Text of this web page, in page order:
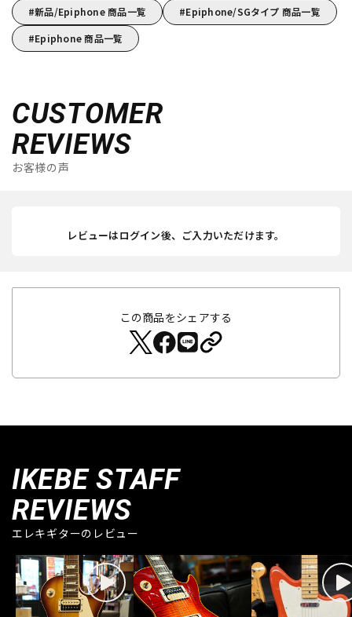
新品/Epiphone 商品一覧
Epiphone/SGタイプ 商品一覧
Epiphone 商品一覧
CUSTOMER
REVIEWS
お客様の声
レビューはログイン後、ご入力いただけます。
この商品をシェアする
IKEBE STAFF
REVIEWS
エレキギターのレビュー